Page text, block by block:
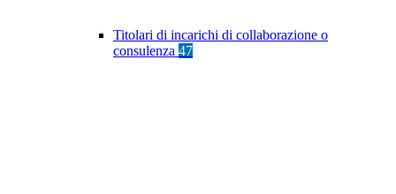
Titolari di incarichi di collaborazione o
consulenza 47